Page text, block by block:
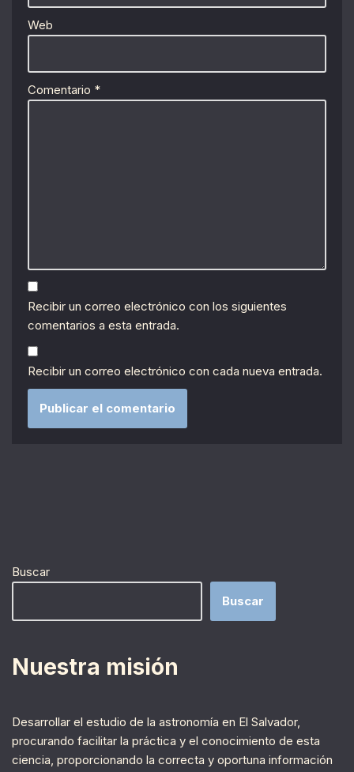
Web
Comentario *
Recibir un correo electrónico con los siguientes
comentarios a esta entrada.
Recibir un correo electrónico con cada nueva entrada.
Buscar
Buscar
Nuestra misión
Desarrollar el estudio de la astronomía en El Salvador,
procurando facilitar la práctica y el conocimiento de esta
ciencia, proporcionando la correcta y oportuna información